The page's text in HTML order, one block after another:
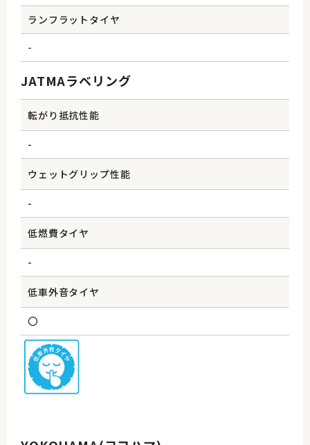
ランフラットタイヤ
-
JATMAラベリング
転がり抵抗性能
-
ウェットグリップ性能
-
低燃費タイヤ
-
低車外音タイヤ
〇